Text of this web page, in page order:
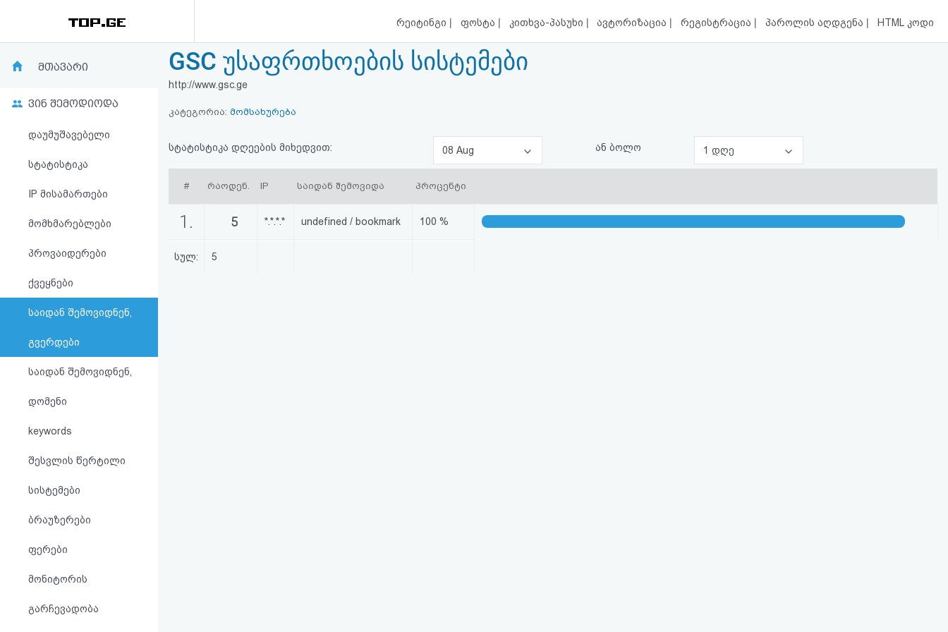
რეიტინგი | ფოსტა | კითხვა-პასუხი | ავტორიზაცია | რეგისტრაცია | პაროლის აღდგენა | HTML კოდი
რეიტინგი
კითხვა-
პასუხი
ავტორიზაცია
რეგისტრაცია
პაროლის
სალიცენზიო
შეთანხმება
მთავარი
ვინ შემოდიოდა
დაუმუშავებელი
სტატისტიკა
IP მისამართები
მომხმარებლები
პროვაიდერები
ქვეყნები
საიდან შემოვიდნენ,
გვერდები
საიდან შემოვიდნენ,
დომენი
keywords
შესვლის წერტილი
სისტემები
ბრაუზერები
ფერები
მონიტორის
გარჩევადობა
GSC უსაფრთხოების სისტემები
http://www.gsc.ge
კატეგორია: მომსახურება
სტატისტიკა დღეების მიხედვით: 08 Aug ან ბოლო 1 დღე
# რაოდენ. IP საიდან შემოვიდა პროცენტი
1. 5 *.*.*.* undefined / bookmark 100 %
სულ: 5